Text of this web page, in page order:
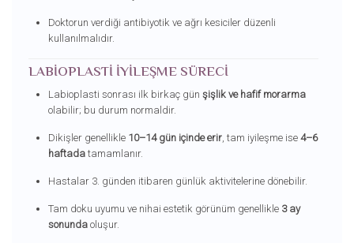
Doktorun verdiği antibiyotik ve ağrı kesiciler düzenli
kullanılmalıdır.
LABIOPLASTI İYILEŞME SÜRECI
Labioplasti sonrası ilk birkaç gün şişlik ve hafif morarma
olabilir; bu durum normaldir.
Dikişler genellikle 10–14 gün içinde erir, tam iyileşme ise 4–6
haftadatamamlanır.
Hastalar 3. günden itibaren günlük aktivitelerine dönebilir.
Tam doku uyumu ve nihai estetik görünüm genellikle 3 ay
sonundaoluşur.